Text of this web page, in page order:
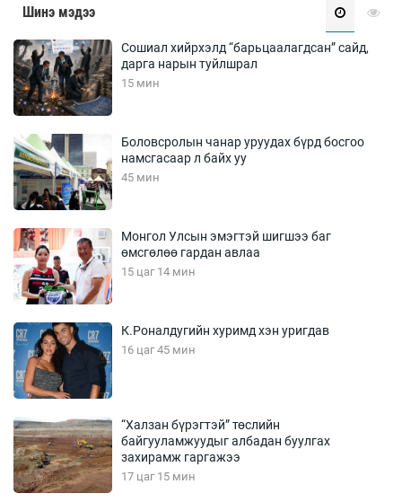
Шинэ мэдээ
Сошиал хийрхэлд “барьцаалагдсан” сайд,
дарга нарын туйлшрал
15 мин
Боловсролын чанар уруудах бүрд босгоо
намсгасаар л байх уу
45 мин
Монгол Улсын эмэгтэй шигшээ баг
өмсгөлөө гардан авлаа
15 цаг 14 мин
К.Роналдугийн хуримд хэн уригдав
16 цаг 45 мин
“Халзан бүрэгтэй” төслийн
байгууламжуудыг албадан буулгах
захирамж гаргажээ
17 цаг 15 мин